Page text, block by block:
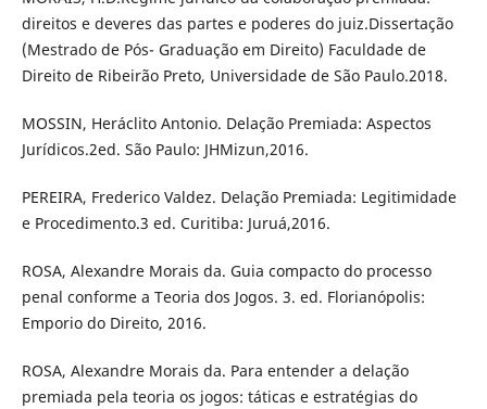
direitos e deveres das partes e poderes do juiz.Dissertação
(Mestrado de Pós- Graduação em Direito) Faculdade de
Direito de Ribeirão Preto, Universidade de São Paulo.2018.
MOSSIN, Heráclito Antonio. Delação Premiada: Aspectos
Jurídicos.2ed. São Paulo: JHMizun,2016.
PEREIRA, Frederico Valdez. Delação Premiada: Legitimidade
e Procedimento.3 ed. Curitiba: Juruá,2016.
ROSA, Alexandre Morais da. Guia compacto do processo
penal conforme a Teoria dos Jogos. 3. ed. Florianópolis:
Emporio do Direito, 2016.
ROSA, Alexandre Morais da. Para entender a delação
premiada pela teoria os jogos: táticas e estratégias do